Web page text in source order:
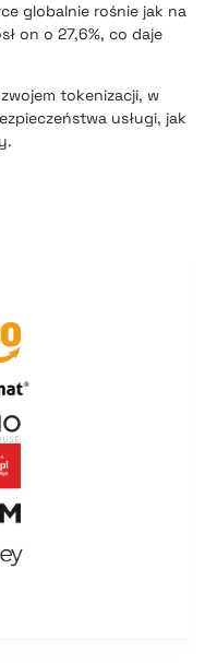
globalnie rośnie jak na
on o 27,6%, co daje
tokenizacji, w
usługi, jak